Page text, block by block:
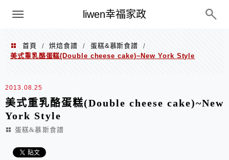
liwen幸福家政
menu
首頁 / 烘焙食譜 / 蛋糕&慕斯食譜
/
美式重乳酪蛋糕(Double cheese cake)~New York Style
2013.08.25
美式重乳酪蛋糕(Double cheese cake)~New
York Style
蛋糕&慕斯食譜